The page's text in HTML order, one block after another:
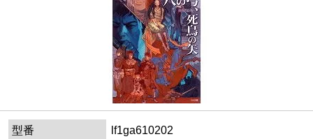
型番
lf1ga610202